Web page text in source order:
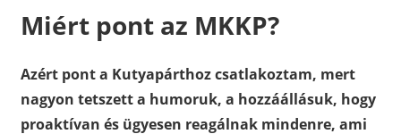
Miért pont az MKKP?
Azért pont a Kutyapárthoz csatlakoztam, mert
nagyon tetszett a humoruk, a hozzáállásuk, hogy
proaktívan és ügyesen reagálnak mindenre, ami